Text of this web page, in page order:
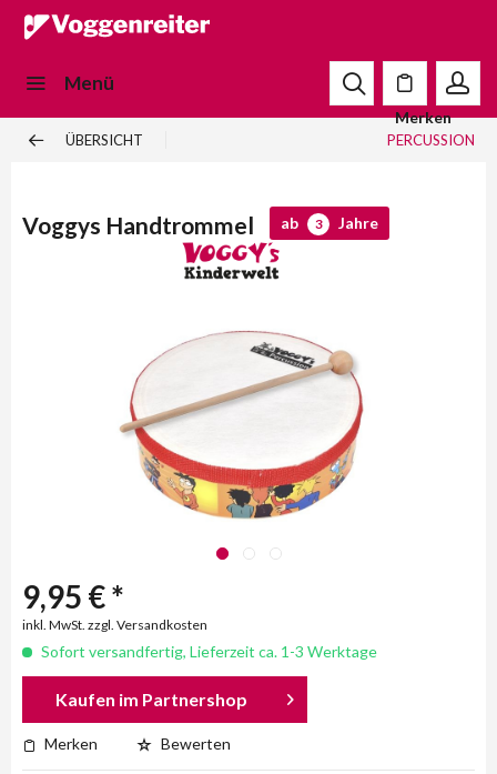
Menü
Merken
ÜBERSICHT PERCUSSION
Voggys Handtrommel ab 3 Jahre
9,95 € *
inkl. MwSt. zzgl. Versandkosten
Sofort versandfertig, Lieferzeit ca. 1-3 Werktage
Kaufen im Partnershop
Merken Bewerten